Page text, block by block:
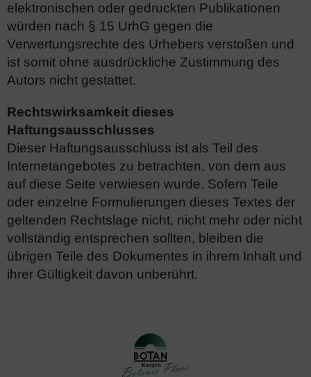
elektronischen oder gedruckten Publikationen
würden nach § 15 UrhG gegen die
Verwertungsrechte des Urhebers verstoßen und
ist somit ohne ausdrückliche Zustimmung des
Autors nicht gestattet.
Rechtswirksamkeit dieses
Haftungsausschlusses
Dieser Haftungsausschluss ist als Teil des
Internetangebotes zu betrachten, von dem aus
auf diese Seite verwiesen wurde. Sofern Teile
oder einzelne Formulierungen dieses Textes der
geltenden Rechtslage nicht, nicht mehr oder nicht
vollständig entsprechen sollten, bleiben die
übrigen Teile des Dokumentes in ihrem Inhalt und
ihrer Gültigkeit davon unberührt.